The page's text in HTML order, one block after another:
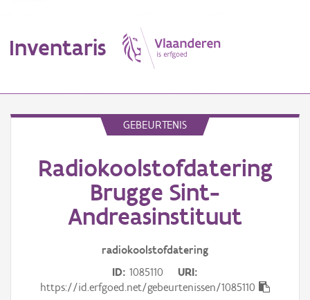
Inventaris
Erfgoedobject
Gebeurtenis
GEBEURTENIS
Radiokoolstofdatering
Brugge Sint-
Andreasinstituut
radiokoolstofdatering
ID 1085110
URI
https://id.erfgoed.net/gebeurtenissen/1085110